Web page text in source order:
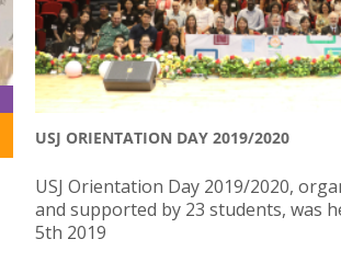
USJ ORIENTATION DAY 2019/2020
USJ Orientation Day 2019/2020,
and supported by 23 students, was
5th 2019